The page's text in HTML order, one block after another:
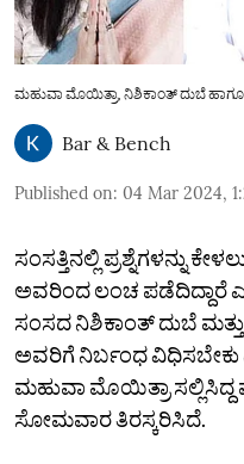
ಮಹುವಾ ಮೊಯಿತ್ರಾ, ನಿಶಿಕಾಂತ್ ದುಬೆ
Bar & Bench
Published on: 04 Mar 2024,
ಸಂಸತ್ತಿನಲ್ಲಿ ಪ್ರಶ್ನೆಗಳನ್ನು
ಅವರಿಂದ ಲಂಚ
ಸಂಸದ ನಿಶಿಕಾಂತ್ ದುಬೆ
ಅವರಿಗೆ ನಿರ್ಬಂಧ
ಮಹುವಾ ಮೊಯಿತ್ರಾ
ಸೋಮವಾರ ತಿರಸ್ಕರಿಸಿದೆ.